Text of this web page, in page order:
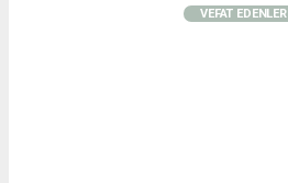
VEFAT EDENLER